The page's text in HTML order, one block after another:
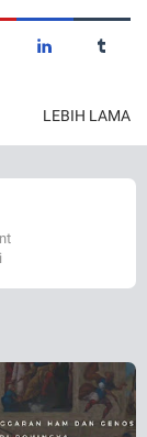
LEBIH LAMA